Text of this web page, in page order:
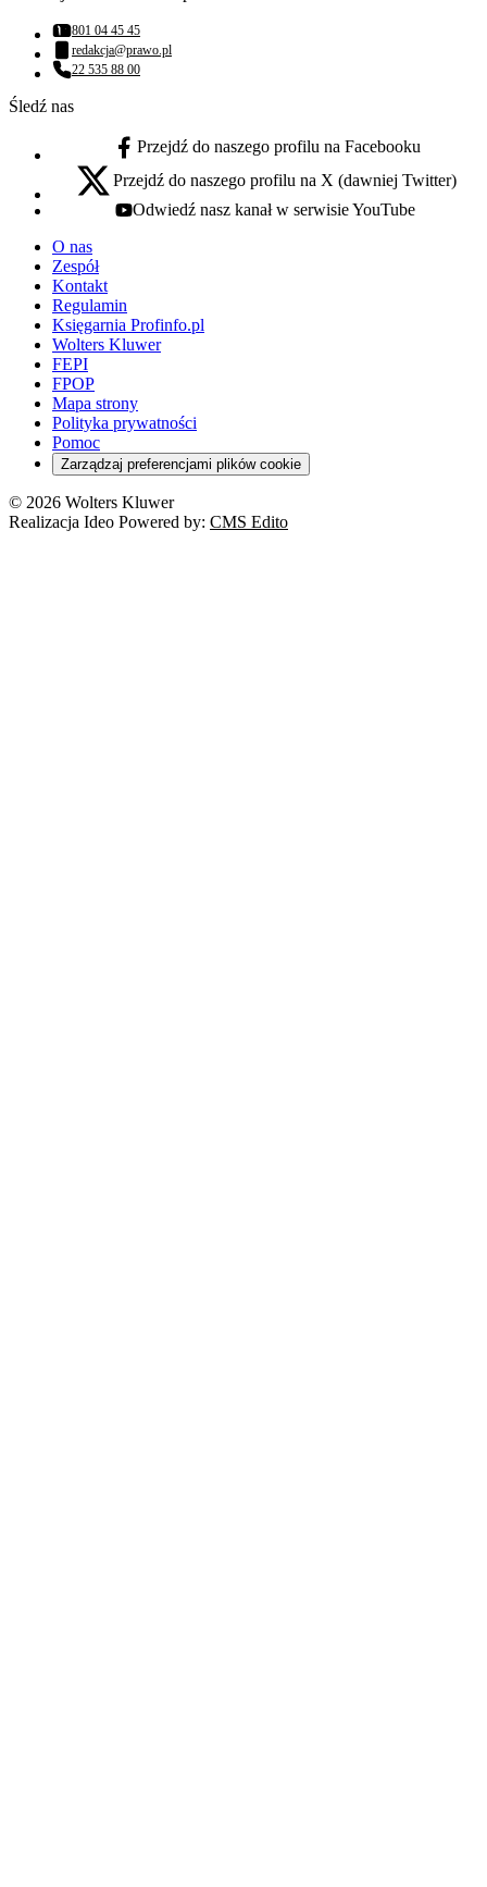
Numer telefonu:
801 04 45 45
Adres email:
redakcja@prawo.pl
Numer telefonu:
22 535 88 00
Śledź nas
facebook - otwiera się w nowej karcie
Przejdź do naszego profilu na Facebooku
x - otwiera się w nowej karcie
Przejdź do naszego profilu na X (dawniej Twitter)
youtube - otwiera się w nowej karcie
Odwiedź nasz kanał w serwisie YouTube
O nas
Zespół
Kontakt
Regulamin
Księgarnia Profinfo.pl
Wolters Kluwer
FEPI
FPOP
Mapa strony
Polityka prywatności
Pomoc
Zarządzaj preferencjami plików cookie
© 2026 Wolters Kluwer
Realizacja Ideo Powered by: CMS Edito